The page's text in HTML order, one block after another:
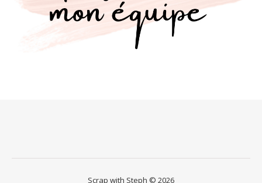
Scrap with Steph © 2026